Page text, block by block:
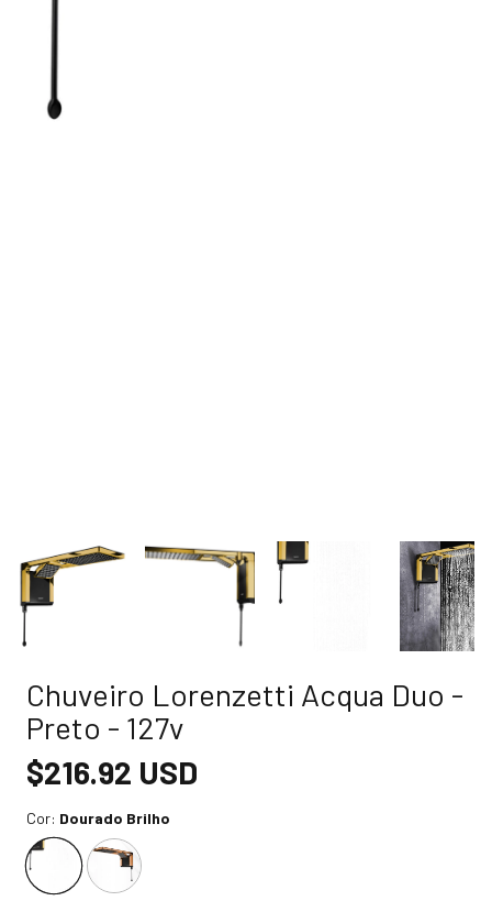
Chuveiro Lorenzetti Acqua Duo -
Preto - 127v
$216.92 USD
Cor: Dourado Brilho